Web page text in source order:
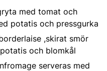
med tomat och
potatis och pressgurka
,skirat smör
och blomkål
serveras med